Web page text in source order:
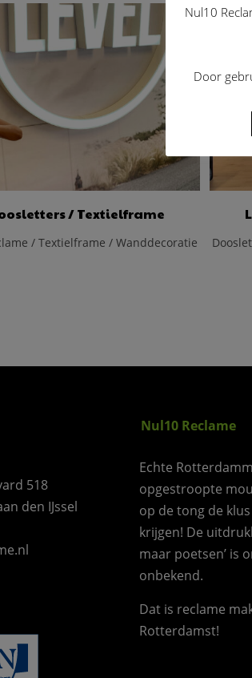
/ Textielframe
/ Textielframe / Wanddecoratie
518
den IJssel
Nul10 Reclame
Echte
opgestroopte
op de tong de
krijgen! De
maar poetsen’ is
onbekend.
Dat is reclame
Rotterdamst!
Nul10
Door